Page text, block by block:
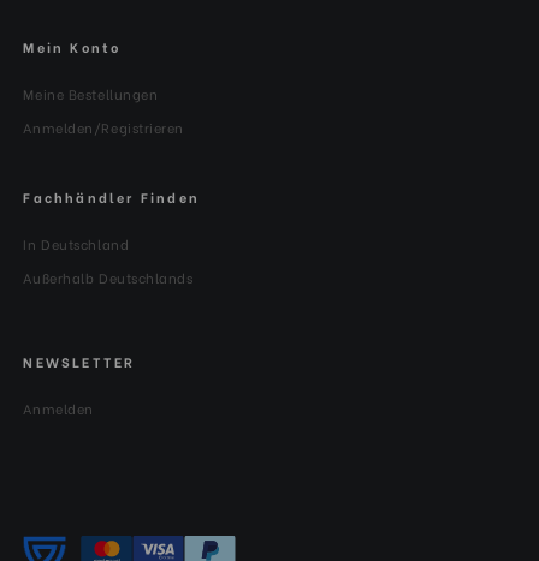
Mein Konto
Meine Bestellungen
Anmelden/Registrieren
Fachhändler Finden
In Deutschland
Außerhalb Deutschlands
NEWSLETTER
Anmelden